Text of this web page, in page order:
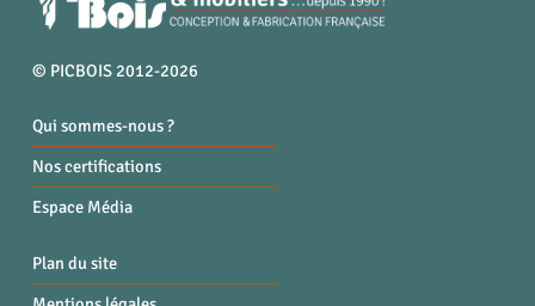
© PICBOIS 2012-2026
Qui sommes-nous ?
Nos certifications
Espace Média
Plan du site